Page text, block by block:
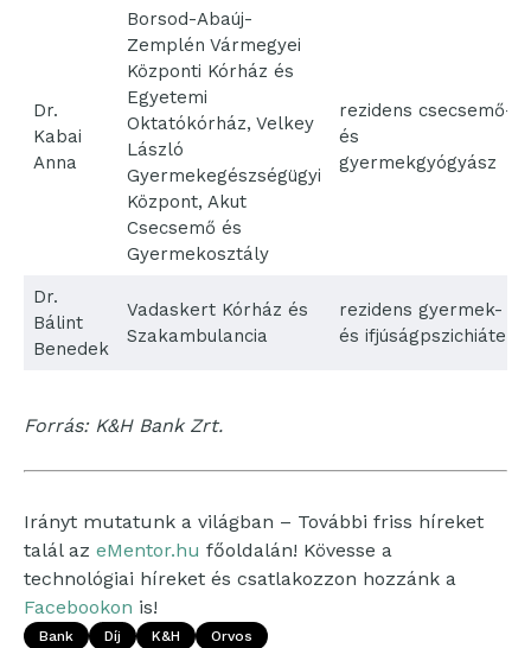
Dr.
Kabai
Anna
Borsod-Abaúj-
Zemplén Vármegyei
Központi Kórház és
Egyetemi
Oktatókórház, Velkey
László
Gyermekegészségügyi
Központ, Akut
Csecsemő és
Gyermekosztály
rezidens csecsemő-
és
gyermekgyógyász
Dr.
Bálint
Benedek
Vadaskert Kórház és
Szakambulancia
rezidens gyermek-
és ifjúságpszichiáter
Forrás: K&H Bank Zrt.
Irányt mutatunk a világban – További friss híreket
talál az eMentor.hu főoldalán! Kövesse a
technológiai híreket és csatlakozzon hozzánk a
Facebookon is!
Bank Díj K&h Orvos